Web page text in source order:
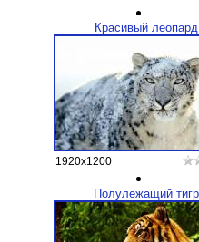
Красивый леопард
1920x1200
Полулежащий тигр